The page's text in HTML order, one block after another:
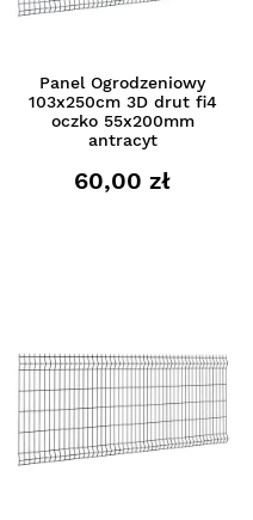
Panel Ogrodzeniowy
103x250cm 3D drut fi4
oczko 55x200mm
antracyt
60,00 zł